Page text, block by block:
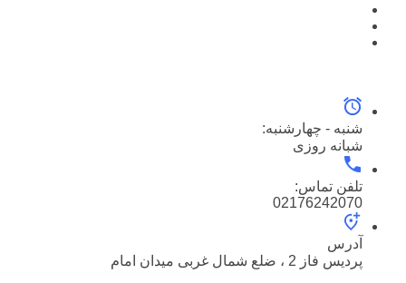
شنبه - چهارشنبه:
شبانه روزی
تلفن تماس:
02176242070
آدرس
پردیس فاز 2 ، ضلع شمال غربی میدان امام